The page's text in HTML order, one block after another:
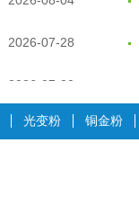
2026-07-17
光变粉 铜金粉